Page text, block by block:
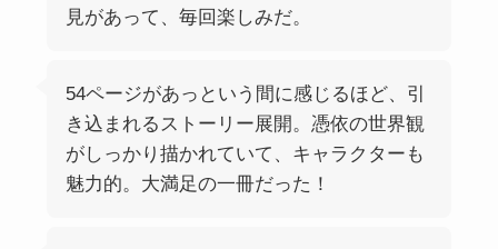
見があって、毎回楽しみだ。
54ページがあっという間に感じるほど、引
き込まれるストーリー展開。憑依の世界観
がしっかり描かれていて、キャラクターも
魅力的。大満足の一冊だった！